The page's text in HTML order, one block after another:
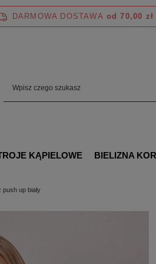
DARMOWA DOSTAWA od 70,00 zł
KĄPIELOWE BIELIZNA
up biały